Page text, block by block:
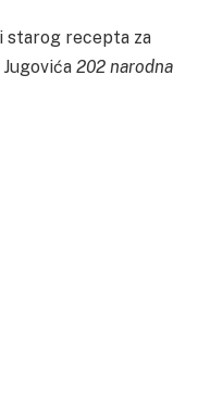
starog recepta za
202 narodna